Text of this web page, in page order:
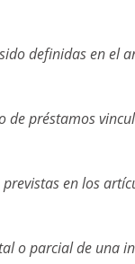
definidas en el
de préstamos
en los
o parcial de una